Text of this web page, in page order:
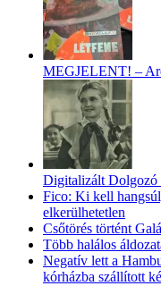
MEGJELENT! –
Digitalizált Dolgozó
Fico: Ki kell
elkerülhetetlen
Csőtörés történt
Több halálos
Negatív lett a
kórházba szállított